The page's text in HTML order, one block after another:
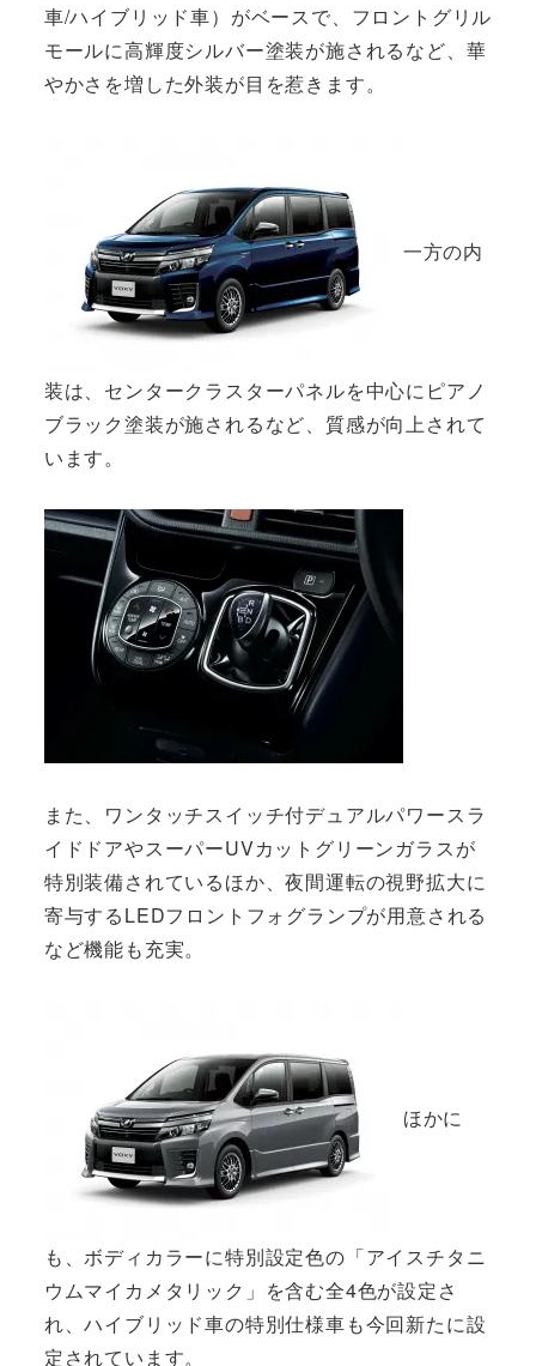
車/ハイブリッド車）がベースで、フロントグリル
モールに高輝度シルバー塗装が施されるなど、華
やかさを増した外装が目を惹きます。
一方の内
装は、センタークラスターパネルを中心にピアノ
ブラック塗装が施されるなど、質感が向上されて
います。
また、ワンタッチスイッチ付デュアルパワースラ
イドドアやスーパーUVカットグリーンガラスが
特別装備されているほか、夜間運転の視野拡大に
寄与するLEDフロントフォグランプが用意される
など機能も充実。
ほかに
も、ボディカラーに特別設定色の「アイスチタニ
ウムマイカメタリック」を含む全4色が設定さ
れ、ハイブリッド車の特別仕様車も今回新たに設
定されています。